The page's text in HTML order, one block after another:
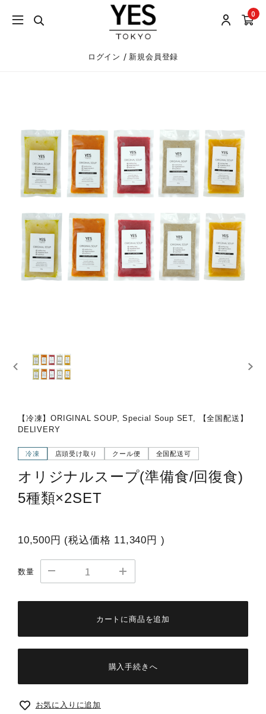
0
ログイン / 新規会員登録
【冷凍】ORIGINAL SOUP, Special Soup SET, 【全国配送】
DELIVERY
冷凍 店頭受け取り クール便 全国配送可
オリジナルスープ(準備食/回復食)
5種類×2SET
10,500円 (税込価格 11,340円 )
数量
カートに商品を追加
購入手続きへ
お気に入りに追加